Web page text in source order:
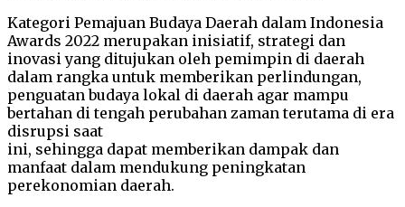
Kategori Pemajuan Budaya Daerah dalam Indonesia
Awards 2022 merupakan inisiatif, strategi dan
inovasi yang ditujukan oleh pemimpin di daerah
dalam rangka untuk memberikan perlindungan,
penguatan budaya lokal di daerah agar mampu
bertahan di tengah perubahan zaman terutama di era
disrupsi saat
ini, sehingga dapat memberikan dampak dan
manfaat dalam mendukung peningkatan
perekonomian daerah.